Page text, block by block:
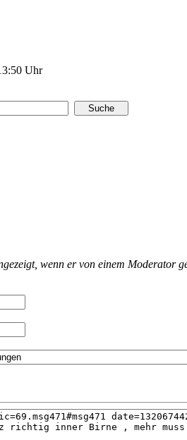
Uhr
wenn er von einem Moderator